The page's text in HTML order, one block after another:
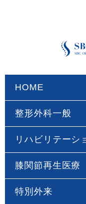
HOME
整形外科一般
リハビリテーシ
膝関節再生医療
特別外来